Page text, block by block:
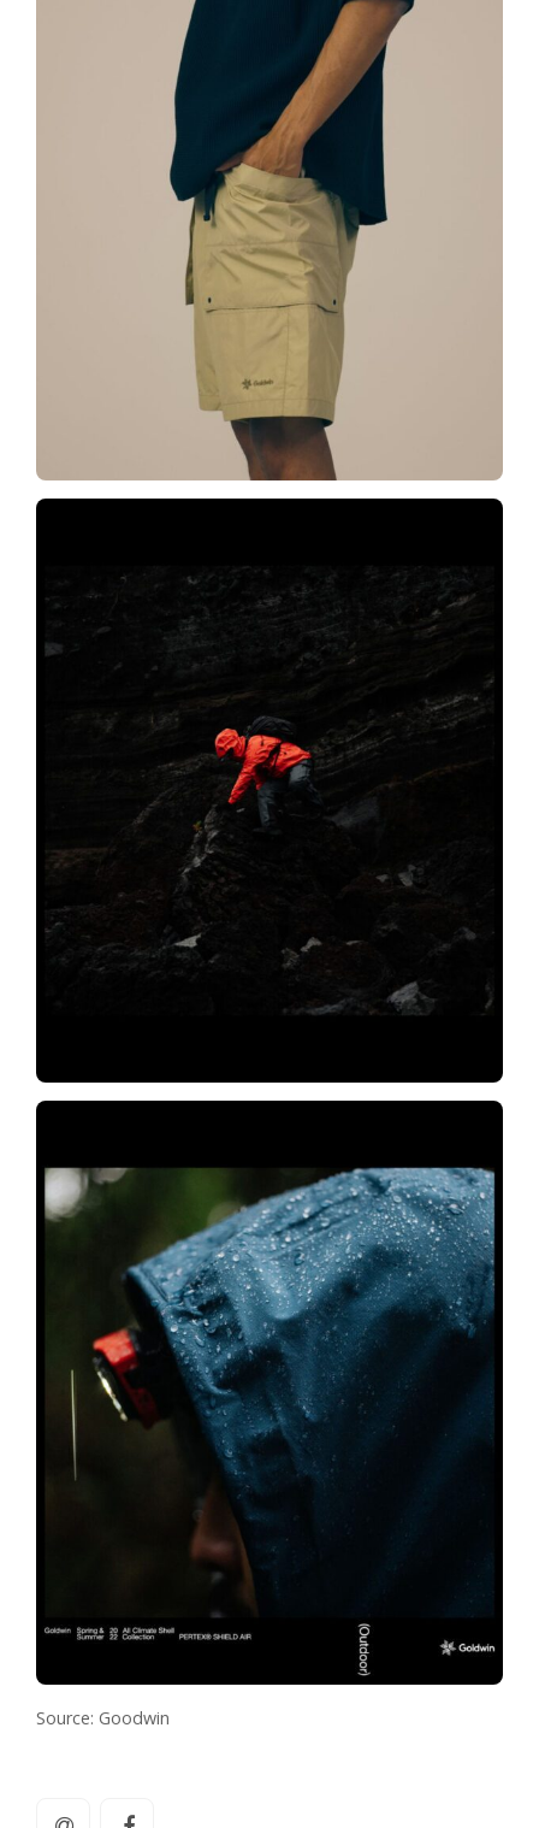
Source: Goodwin